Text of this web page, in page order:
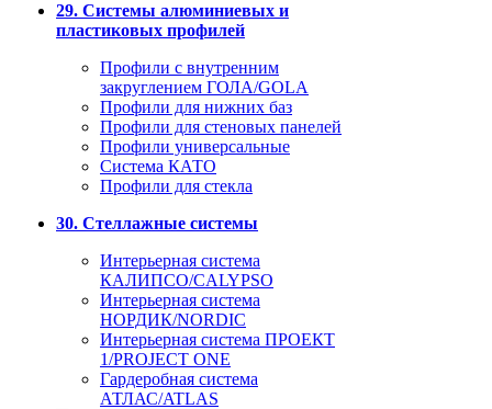
29. Системы алюминиевых и
пластиковых профилей
Профили с внутренним
закруглением ГОЛА/GOLA
Профили для нижних баз
Профили для стеновых панелей
Профили универсальные
Система КАТО
Профили для стекла
30. Стеллажные системы
Интерьерная система
КАЛИПСО/CALYPSO
Интерьерная система
НОРДИК/NORDIC
Интерьерная система ПРОЕКТ
1/PROJECT ONE
Гардеробная система
АТЛАС/ATLAS